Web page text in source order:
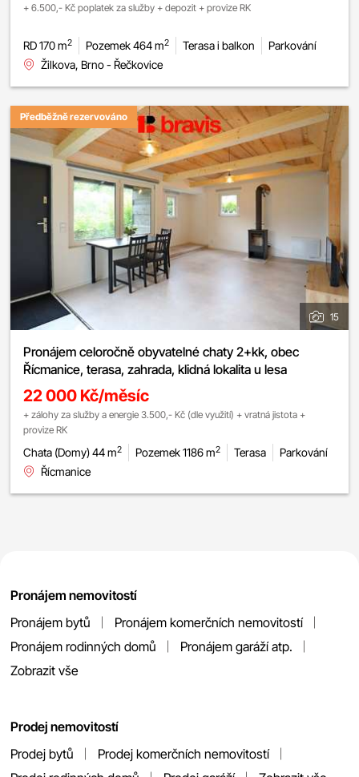
+ 6.500,- Kč poplatek za služby + depozit + provize RK
RD 170 m2 Pozemek 464 m2 Terasa i balkon
Parkování
Žilkova, Brno - Řečkovice
Předběžně rezervováno
15
Pronájem celoročně obyvatelné chaty 2+kk, obec
Řícmanice, terasa, zahrada, klidná lokalita u lesa
22 000 Kč/měsíc
+ zálohy za služby a energie 3.500,- Kč (dle využití) + vratná jistota +
provize RK
Chata (Domy) 44 m2 Pozemek 1186 m2 Terasa
Parkování
Řícmanice
Pronájem nemovitostí
Pronájem bytů
Pronájem komerčních nemovitostí
Pronájem rodinných domů
Pronájem garáží atp.
Zobrazit vše
Prodej nemovitostí
Prodej bytů
Prodej komerčních nemovitostí